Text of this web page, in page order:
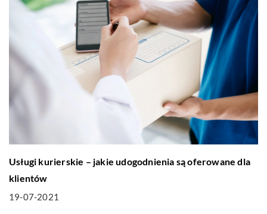
Usługi kurierskie – jakie udogodnienia są oferowane dla
klientów
19-07-2021